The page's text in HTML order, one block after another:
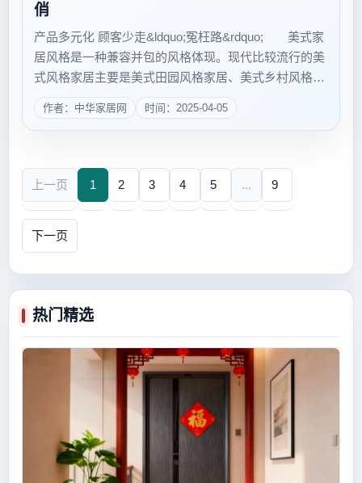
俏
产品多元化 顾客少走&ldquo;冤枉路&rdquo; 美式家
居风格是一种兼容并包的风格体现。现代比较流行的美
式风格家居主要是美式田园风格家居、美式乡村风格家
居、美式新古典风格家居。美式装修风格已流行多年。
近期，美式家居馆逐渐出现且越来越多。 记者走访
作者：中华家居网 时间：2025-04-05
上一页 1 2 3 4 5 ... 9
下一页
热门精选